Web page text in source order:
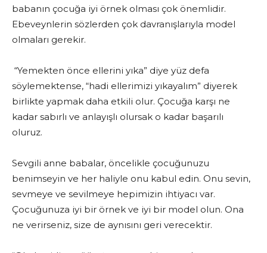
babanın çocuğa iyi örnek olması çok önemli­dir.
Ebeveynlerin sözlerden çok davranışlarıyla model
olmaları gerekir.
“Yemekten önce ellerini yıka” diye yüz defa
söylemektense, “hadi ellerimizi yıkayalım” diyerek
birlikte yapmak daha etkili olur. Çocuğa karşı ne
kadar sabırlı ve anlayışlı olursak o kadar başarılı
oluruz.
Sevgili anne babalar, öncelikle çocuğunuzu
benimseyin ve her haliyle onu kabul edin. Onu sevin,
sevmeye ve sevilmeye hepimizin ihtiyacı var.
Çocuğunuza iyi bir örnek ve iyi bir model olun. Ona
ne verirseniz, size de aynısını geri verecektir.